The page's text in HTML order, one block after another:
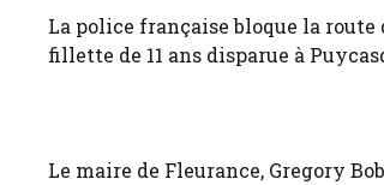
La police française bloque la route
fillette de 11 ans disparue à
Le maire de Fleurance, Gregory